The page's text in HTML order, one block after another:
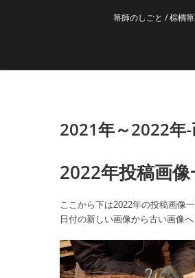
箒師のしごと / 棕櫚
2021年～2022年
2022年投稿画
ここから下は2022年の投稿画像
日付の新しい画像から古い画像